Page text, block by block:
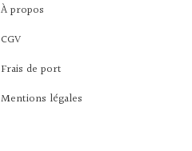
À propos
CGV
Frais de port
Mentions légales